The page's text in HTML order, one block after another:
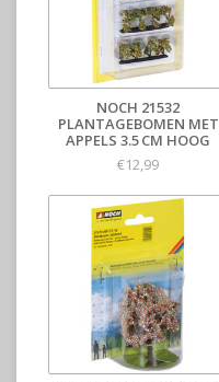
NOCH 21532
PLANTAGEBOMEN MET
APPELS 3.5 CM HOOG
€12,99